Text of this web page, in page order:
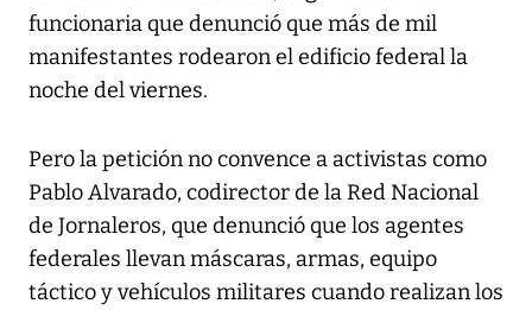
funcionaria que denunció que más de mil
manifestantes rodearon el edificio federal la
noche del viernes.
Pero la petición no convence a activistas como
Pablo Alvarado, codirector de la Red Nacional
de Jornaleros, que denunció que los agentes
federales llevan máscaras, armas, equipo
táctico y vehículos militares cuando realizan los